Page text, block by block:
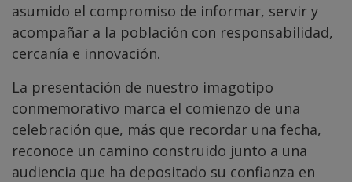
asumido el compromiso de informar, servir y
acompañar a la población con responsabilidad,
cercanía e innovación.
La presentación de nuestro imagotipo
conmemorativo marca el comienzo de una
celebración que, más que recordar una fecha,
reconoce un camino construido junto a una
audiencia que ha depositado su confianza en